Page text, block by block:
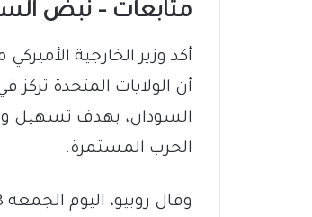
متابعات – نبض
أكد وزير الخارجية
أن الولايات المتحدة
السودان، بهدف تسهيل
الحرب المستمرة.